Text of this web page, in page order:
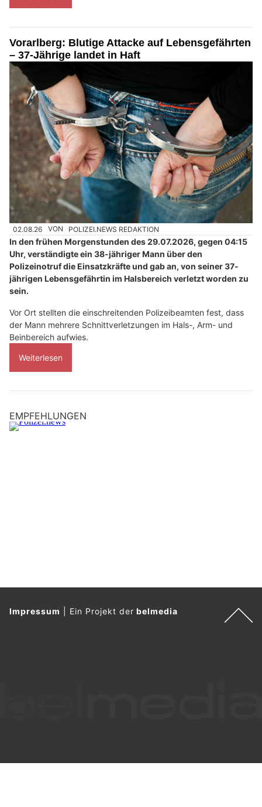
Vorarlberg: Blutige Attacke auf Lebensgefährten
– 37-Jährige landet in Haft
02.08.26 VON POLIZEI.NEWS REDAKTION
In den frühen Morgenstunden des 29.07.2026, gegen 04:15
Uhr, verständigte ein 38-jähriger Mann über den
Polizeinotruf die Einsatzkräfte und gab an, von seiner 37-
jährigen Lebensgefährtin im Halsbereich verletzt worden zu
sein.
Vor Ort stellten die einschreitenden Polizeibeamten fest, dass
der Mann mehrere Schnittverletzungen im Hals-, Arm- und
Beinbereich aufwies.
Weiterlesen
EMPFEHLUNGEN
Impressum Ein Projekt derbelmedia